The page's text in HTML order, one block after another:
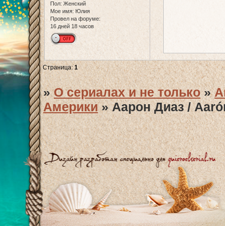
Пол: Женский
Мое имя: Юлия
Провел на форуме:
16 дней 18 часов
Страница:1
»О сериалах и не только »
Америки »Аарон Диаз /